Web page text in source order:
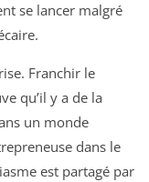
se lancer malgré
Franchir le
qu’il y a de la
un monde
dans le
est partagé par